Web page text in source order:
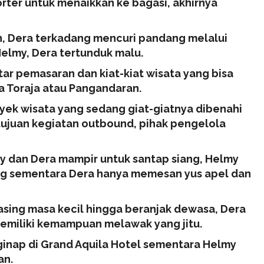
untuk menaikkan ke bagasi, akhirnya
Dera terkadang mencuri pandang melalui
Dera tertunduk malu.
pemasaran dan kiat-kiat wisata yang bisa
Toraja atau Pangandaran.
wisata yang sedang giat-giatnya dibenahi
kegiatan outbound, pihak pengelola
Dera mampir untuk santap siang, Helmy
sementara Dera hanya memesan yus apel dan
masa kecil hingga beranjak dewasa, Dera
kemampuan melawak yang jitu.
di Grand Aquila Hotel sementara Helmy